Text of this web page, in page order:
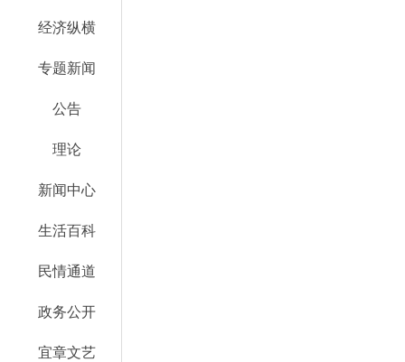
经济纵横
专题新闻
公告
理论
新闻中心
生活百科
民情通道
政务公开
宜章文艺